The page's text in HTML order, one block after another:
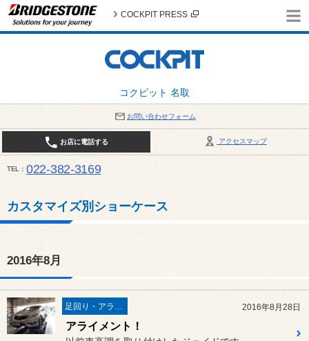
コクピット 名取
COCKPIT PRESS
お問い合わせフォーム
アクセスマップ
お店に電話する
TEL 022-382-3169
カスタマイズ別ショーケース
2016年8月
足回り・アライメント 2016年8月28日
アライメント！